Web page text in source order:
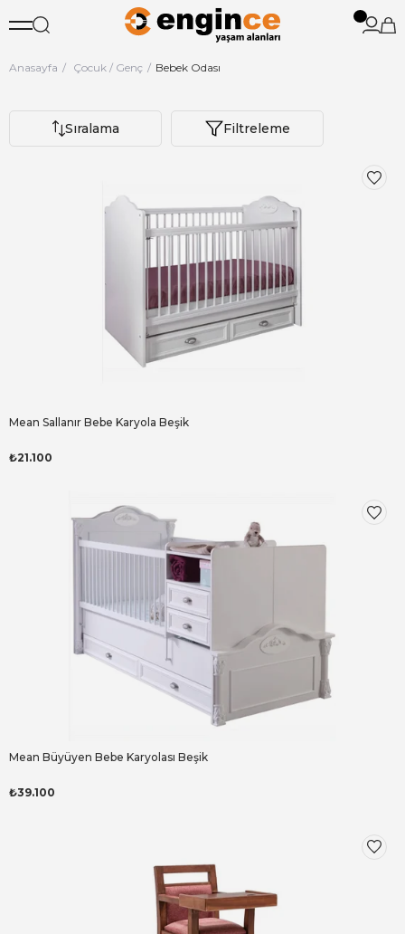
Anasayfa Çocuk / Genç Bebek Odası
Filtreleme
Sıralama
Mean Sallanır Bebe Karyola Beşik
₺21.100
Mean Büyüyen Bebe Karyolası Beşik
₺39.100